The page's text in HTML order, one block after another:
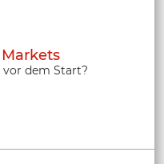
vor dem Start?